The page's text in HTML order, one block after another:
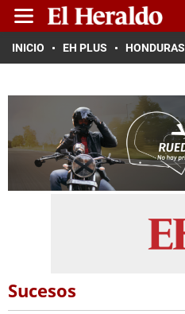
INICIO EH PLUS HONDURAS
Sucesos